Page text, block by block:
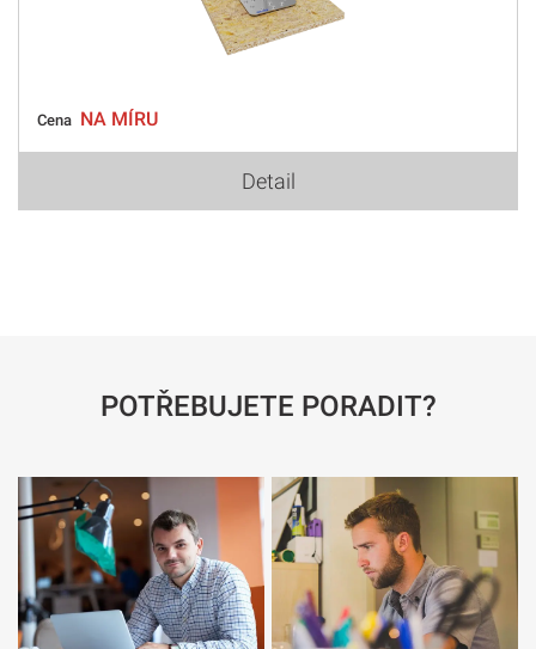
Cena NA MÍRU
Detail
POTŘEBUJETE PORADIT?